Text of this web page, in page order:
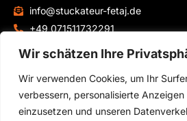
Wir schätzen Ihre
Wir verwenden Cookies, um Ihr
verbessern, personalisierte
einzusetzen und unseren
info@stuckateur-fetaj.de
+49 071511732291
+49 15771491238